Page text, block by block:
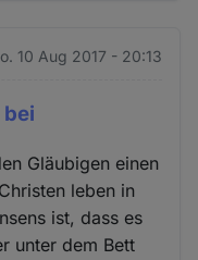
10 Aug 2017 - 20:13
Gläubigen einen
leben in
ist, dass es
unter dem Bett